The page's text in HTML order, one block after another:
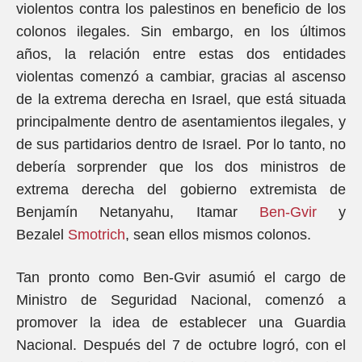
violentos contra los palestinos en beneficio de los
colonos ilegales. Sin embargo, en los últimos
años, la relación entre estas dos entidades
violentas comenzó a cambiar, gracias al ascenso
de la extrema derecha en Israel, que está situada
principalmente dentro de asentamientos ilegales, y
de sus partidarios dentro de Israel. Por lo tanto, no
debería sorprender que los dos ministros de
extrema derecha del gobierno extremista de
Benjamín Netanyahu, Itamar Ben-Gviry
Bezalel Smotrich, sean ellos mismos colonos.
Tan pronto como Ben-Gvir asumió el cargo de
Ministro de Seguridad Nacional, comenzó a
promover la idea de establecer una Guardia
Nacional. Después del 7 de octubre logró, con el